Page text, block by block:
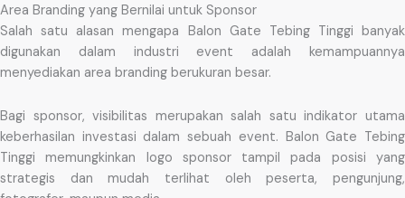
Area Branding yang Bernilai untuk Sponsor
Salah satu alasan mengapa Balon Gate Tebing Tinggi banyak
digunakan dalam industri event adalah kemampuannya
menyediakan area branding berukuran besar.
Bagi sponsor, visibilitas merupakan salah satu indikator utama
keberhasilan investasi dalam sebuah event. Balon Gate Tebing
Tinggi memungkinkan logo sponsor tampil pada posisi yang
strategis dan mudah terlihat oleh peserta, pengunjung,